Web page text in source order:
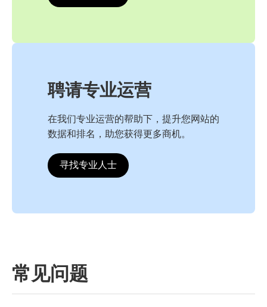
聘请专业运营
在我们专业运营的帮助下，提升您网站的
数据和排名，助您获得更多商机。
寻找专业人士
常见问题